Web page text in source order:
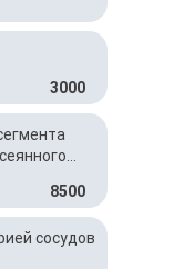
3000
8500
сосудов